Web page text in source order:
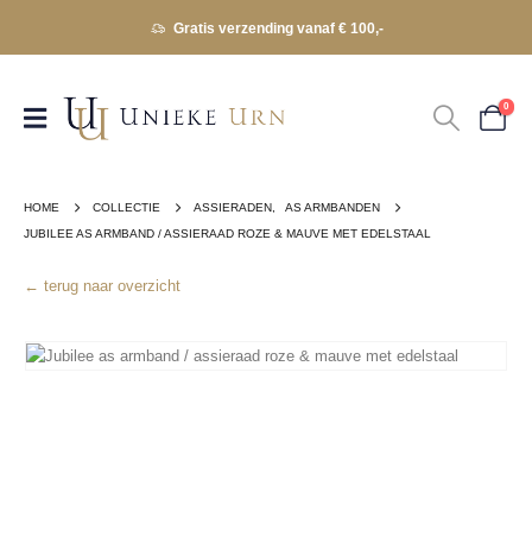
Gratis verzending vanaf € 100,-
0
HOME COLLECTIE ASSIERADEN
AS ARMBANDEN
JUBILEE AS ARMBAND / ASSIERAAD ROZE & MAUVE MET EDELSTAAL
← terug naar overzicht